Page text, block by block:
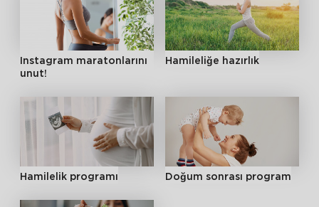
Instagram maratonlarını
unut!
Hamileliğe hazırlık
Hamilelik programı Doğum sonrası program